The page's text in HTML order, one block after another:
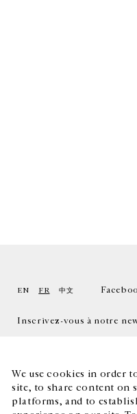
We use cookies in order
site, to share content on
platforms, and to
EN FR 中文
Inscrivez-vous à notre